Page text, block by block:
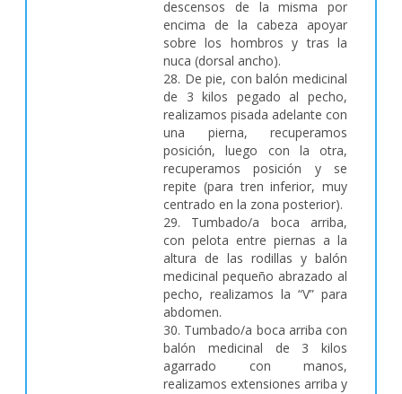
descensos de la misma por
encima de la cabeza apoyar
sobre los hombros y tras la
nuca (dorsal ancho).
28. De pie, con balón medicinal
de 3 kilos pegado al pecho,
realizamos pisada adelante con
una pierna, recuperamos
posición, luego con la otra,
recuperamos posición y se
repite (para tren inferior, muy
centrado en la zona posterior).
29. Tumbado/a boca arriba,
con pelota entre piernas a la
altura de las rodillas y balón
medicinal pequeño abrazado al
pecho, realizamos la “V” para
abdomen.
30. Tumbado/a boca arriba con
balón medicinal de 3 kilos
agarrado con manos,
realizamos extensiones arriba y